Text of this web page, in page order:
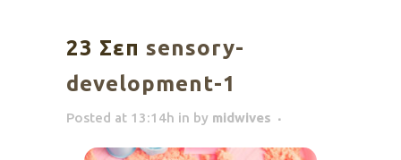
23 Σεπ sensory-
development-1
Posted at 13:14h in by midwives